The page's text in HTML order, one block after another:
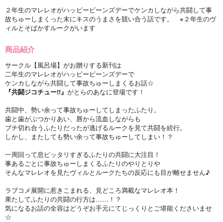
２年生のマレレオがハッピービーンズデーでケンカしながら共闘して事
故ちゅーしまくった末にキスのうまさを競い合う話です。 ※２年生のヴ
ィルとそばかすルークがいます
商品紹介
サークル【風呂場】がお贈りする新刊は
二年生のマレレオがハッピービーンズデーで
ケンカしながら共闘して事故ちゅーしまくるお話☆
『共闘ジコチュー!!』 がとらのあなに登場です！
共闘中、勢い余って事故ちゅーしてしまったふたり。
歯と歯がぶつかりあい、唇から流血しながらも
ブチ切れ合うふたりだったが逃げるルークを見て共闘を続行。
しかし、またしても勢い余って事故ちゅーしてしまい！？
一周回って息ピッタリすぎるふたりの共闘に大注目！
事あるごとに事故ちゅーしまくるふたりのやりとりや
そんなマレレオを見たヴィルとルークたちの反応にも目が離せません♪
ラブコメ展開に惹きこまれる、見どころ満載なマレレオ本！
果たしてふたりの共闘の行方は……！？
気になるお話の全容はどうぞお手元にてじっくりとご堪能くださいませ
☆